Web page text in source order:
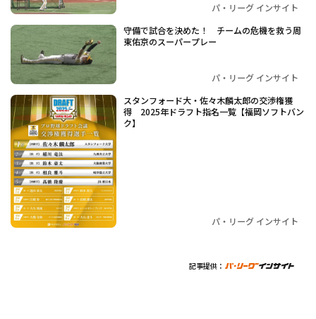
パ・リーグ インサイト
守備で試合を決めた！ チームの危機を救う周
東佑京のスーパープレー
パ・リーグ インサイト
スタンフォード大・佐々木麟太郎の交渉権獲
得 2025年ドラフト指名一覧【福岡ソフトバン
ク】
パ・リーグ インサイト
記事提供：